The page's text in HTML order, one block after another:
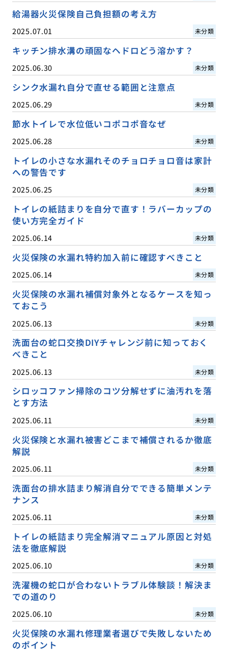
給湯器火災保険自己負担額の考え方
2025.07.01 未分類
キッチン排水溝の頑固なヘドロどう溶かす？
2025.06.30 未分類
シンク水漏れ自分で直せる範囲と注意点
2025.06.29 未分類
節水トイレで水位低いコポコポ音なぜ
2025.06.28 未分類
トイレの小さな水漏れそのチョロチョロ音は家計
への警告です
2025.06.25 未分類
トイレの紙詰まりを自分で直す！ラバーカップの
使い方完全ガイド
2025.06.14 未分類
火災保険の水漏れ特約加入前に確認すべきこと
2025.06.14 未分類
火災保険の水漏れ補償対象外となるケースを知っ
ておこう
2025.06.13 未分類
洗面台の蛇口交換DIYチャレンジ前に知っておく
べきこと
2025.06.13 未分類
シロッコファン掃除のコツ分解せずに油汚れを落
とす方法
2025.06.11 未分類
火災保険と水漏れ被害どこまで補償されるか徹底
解説
2025.06.11 未分類
洗面台の排水詰まり解消自分でできる簡単メンテ
ナンス
2025.06.11 未分類
トイレの紙詰まり完全解消マニュアル原因と対処
法を徹底解説
2025.06.10 未分類
洗濯機の蛇口が合わないトラブル体験談！解決ま
での道のり
2025.06.10 未分類
火災保険の水漏れ修理業者選びで失敗しないため
のポイント